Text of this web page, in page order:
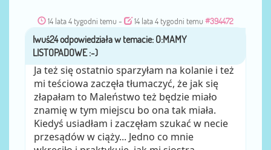
14 lata 4 tygodni temu - 14 lata 4 tygodni temu #394472
przezIwuś24
Ja też się ostatnio sparzyłam na kolanie i też
mi teściowa zaczęła tłumaczyć, że jak się
złapałam to Maleństwo też będzie miało
znamię w tym miejscu bo ona tak miała.
Kiedyś usiadłam i zaczęłam szukać w necie
przesądów w ciąży... Jedno co mnie